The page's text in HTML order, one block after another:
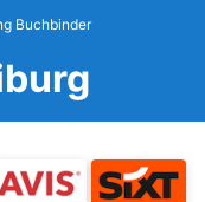
Buchbinder